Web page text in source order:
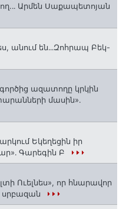
Արմեն Սաքապետոյան
անում են․․․Զոհրապ Բեկ-
ազատողը կրկին
մասին».
Եկեղեցին իր
Գարեգին Բ
Ուելնես», որ հնարավոր